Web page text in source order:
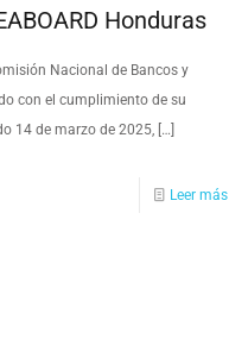
Honduras
Nacional de Bancos y
con el cumplimiento de su
14 de marzo de 2025, […]
Leer más